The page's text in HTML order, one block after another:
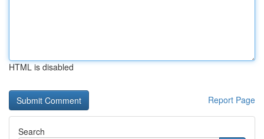
HTML is disabled
Report Page
Search